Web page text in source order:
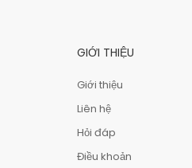
GIỚI THIỆU
Giới thiệu
Liên hệ
Hỏi đáp
Điều khoản